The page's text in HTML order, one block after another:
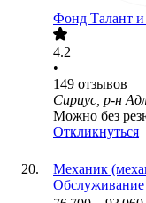
Фонд Талант и
4.2
•
149 отзывов
Сириус, р-н
Можно без
Откликнуться
Механик
Обслуживание